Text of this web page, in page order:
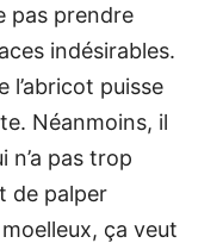
pas prendre
indésirables.
l’abricot puisse
Néanmoins, il
n’a pas trop
de palper
ça veut